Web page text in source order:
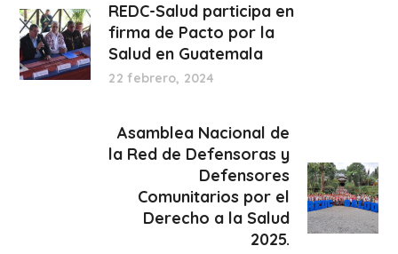
REDC-Salud participa en
firma de Pacto por la
Salud en Guatemala
22 febrero, 2024
Asamblea Nacional de
la Red de Defensoras y
Defensores
Comunitarios por el
Derecho a la Salud
2025.